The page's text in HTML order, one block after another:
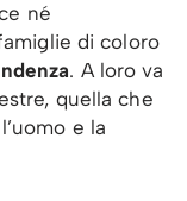
né
di coloro
. A loro va
quella che
e la